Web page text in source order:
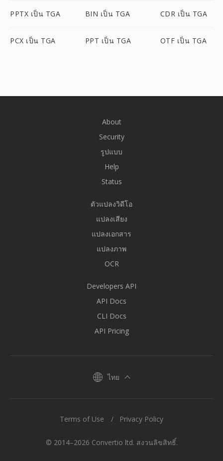
PPTX เป็น TGA BIN เป็น TGA CDR เป็น TGA
PCX เป็น TGA PPT เป็น TGA OTF เป็น TGA
About
Security
รูปแบบ
Help
Status
ตัวแปลงวิดีโอ
แปลงเสียง
แปลงเอกสาร
แปลงภาพ
OCR
Developers API
API Docs
CLI Docs
API Pricing
ไทย
© 2014–2026 Convertio ltd. สงวนลิขสิทธิ์.
Terms of Use Privacy Policy